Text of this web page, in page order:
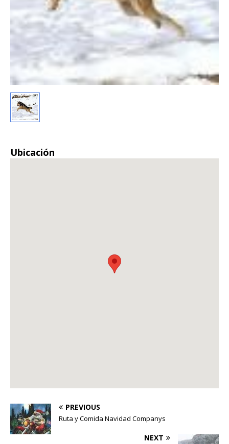
Ubicación
PREVIOUS
Ruta y Comida Navidad Companys
NEXT